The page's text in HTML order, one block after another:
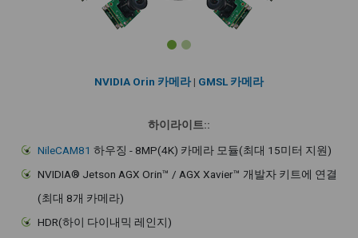
NVIDIA Orin 카메라| GMSL 카메라
하이라이트::
NileCAM81 하우징 - 8MP(4K) 카메라 모듈(최대 15미터 지원)
NVIDIA® Jetson AGX Orin™ / AGX Xavier™ 개발자 키트에 연결
(최대 8개 카메라)
HDR(하이 다이내믹 레인지)